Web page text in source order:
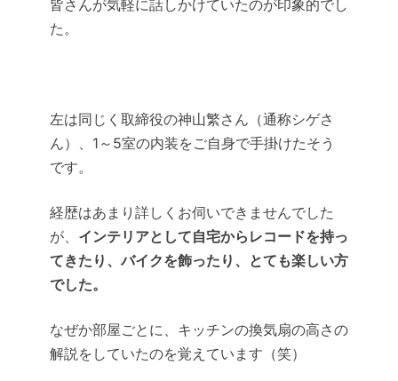
皆さんが気軽に話しかけていたのが印象的でし
た。
左は同じく取締役の神山繁さん（通称シゲさ
ん）
、1～5室の内装をご自身で手掛けたそう
です。
経歴はあまり詳しくお伺いできませんでした
が、 インテリアとして自宅からレコードを持っ
てきたり、バイクを飾ったり、とても楽しい方
でした。
なぜか部屋ごとに、キッチンの換気扇の高さの
解説をしていたのを覚えています（笑）